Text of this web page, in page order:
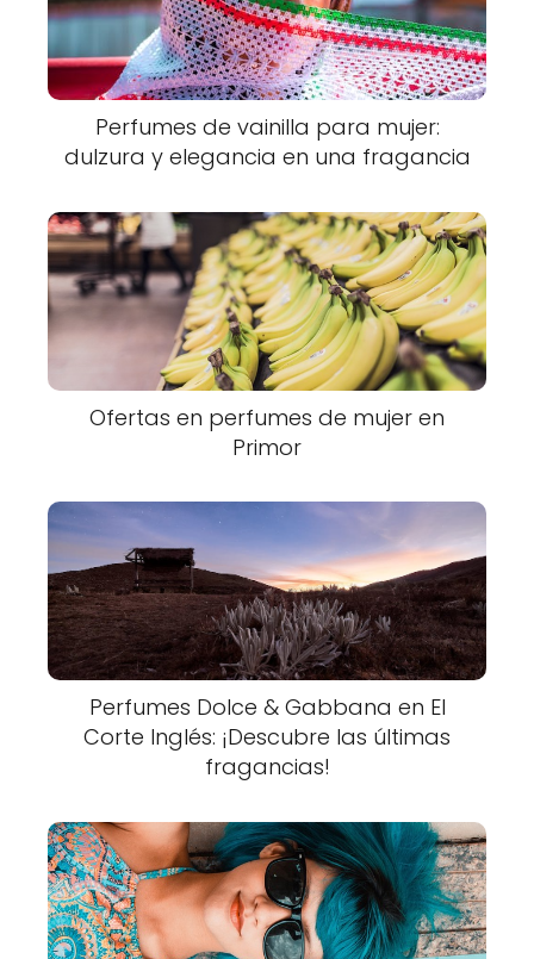
Perfumes de vainilla para mujer:
dulzura y elegancia en una fragancia
Ofertas en perfumes de mujer en
Primor
Perfumes Dolce & Gabbana en El
Corte Inglés: ¡Descubre las últimas
fragancias!